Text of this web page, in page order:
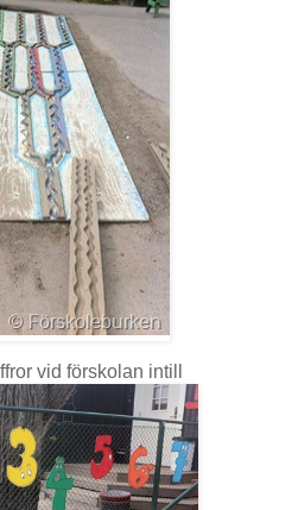
vid förskolan intill